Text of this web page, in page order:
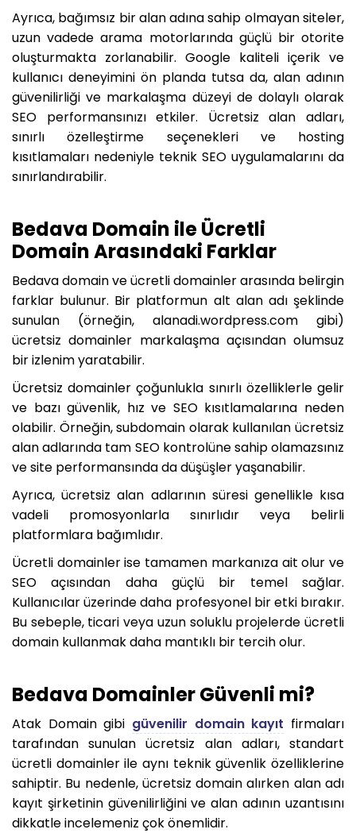
Ayrıca, bağımsız bir alan adına sahip olmayan siteler,
uzun vadede arama motorlarında güçlü bir otorite
oluşturmakta zorlanabilir. Google kaliteli içerik ve
kullanıcı deneyimini ön planda tutsa da, alan adının
güvenilirliği ve markalaşma düzeyi de dolaylı olarak
SEO performansınızı etkiler. Ücretsiz alan adları,
sınırlı özelleştirme seçenekleri ve hosting
kısıtlamaları nedeniyle teknik SEO uygulamalarını da
sınırlandırabilir.
Bedava Domain ile Ücretli
Domain Arasındaki Farklar
Bedava domain ve ücretli domainler arasında belirgin
farklar bulunur. Bir platformun alt alan adı şeklinde
sunulan (örneğin, alanadi.wordpress.com gibi)
ücretsiz domainler markalaşma açısından olumsuz
bir izlenim yaratabilir.
Ücretsiz domainler çoğunlukla sınırlı özelliklerle gelir
ve bazı güvenlik, hız ve SEO kısıtlamalarına neden
olabilir. Örneğin, subdomain olarak kullanılan ücretsiz
alan adlarında tam SEO kontrolüne sahip olamazsınız
ve site performansında da düşüşler yaşanabilir.
Ayrıca, ücretsiz alan adlarının süresi genellikle kısa
vadeli promosyonlarla sınırlıdır veya belirli
platformlara bağımlıdır.
Ücretli domainler ise tamamen markanıza ait olur ve
SEO açısından daha güçlü bir temel sağlar.
Kullanıcılar üzerinde daha profesyonel bir etki bırakır.
Bu sebeple, ticari veya uzun soluklu projelerde ücretli
domain kullanmak daha mantıklı bir tercih olur.
Bedava Domainler Güvenli mi?
Atak Domain gibi güvenilir domain kayıt firmaları
tarafından sunulan ücretsiz alan adları, standart
ücretli domainler ile aynı teknik güvenlik özelliklerine
sahiptir. Bu nedenle, ücretsiz domain alırken alan adı
kayıt şirketinin güvenilirliğini ve alan adının uzantısını
dikkatle incelemeniz çok önemlidir.